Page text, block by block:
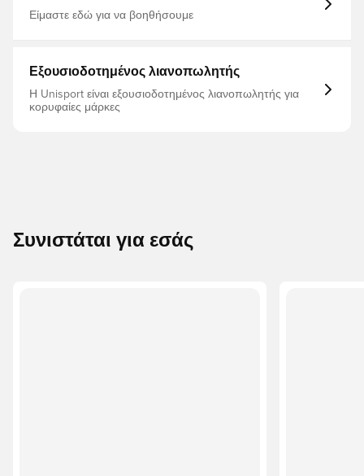
Είμαστε εδώ για να βοηθήσουμε
Εξουσιοδοτημένος λιανοπωλητής
Η Unisport είναι εξουσιοδοτημένος λιανοπωλητής για
κορυφαίες μάρκες
Συνιστάται για εσάς